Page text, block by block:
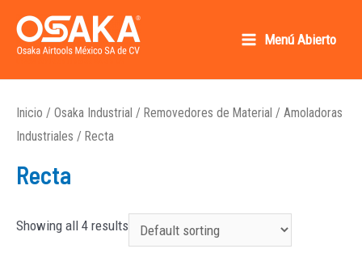
Menú Abierto
Inicio / Osaka Industrial / Removedores de Material / Amoladoras
Industriales / Recta
Recta
Showing all 4 results